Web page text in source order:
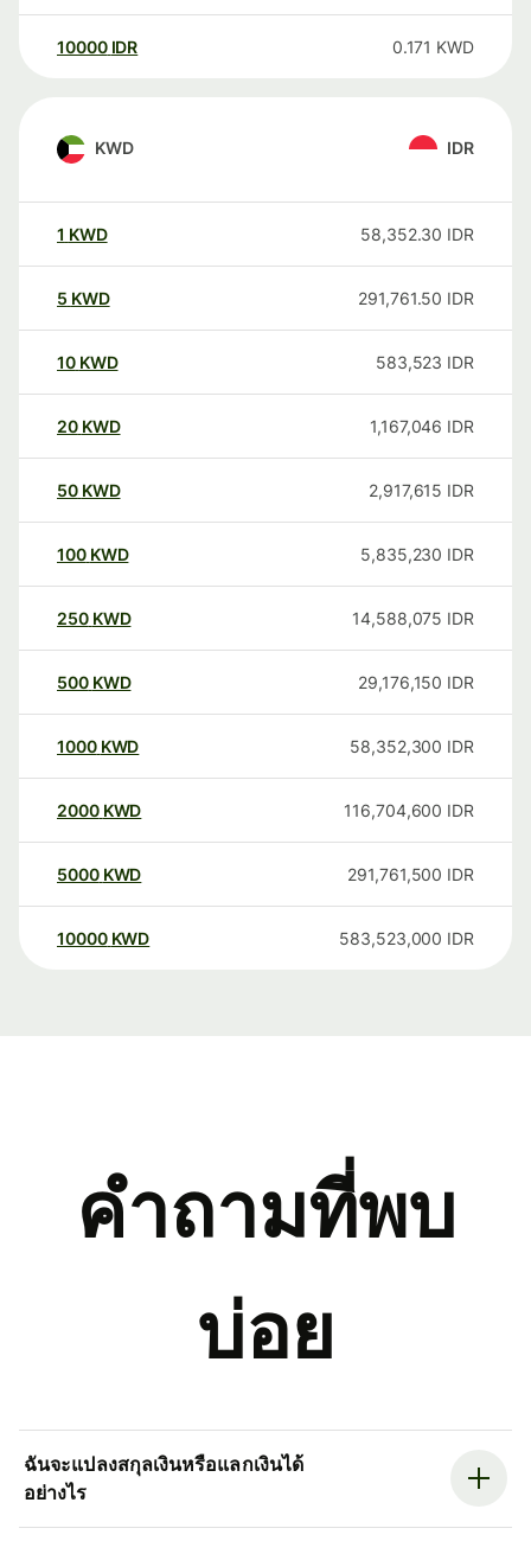
10000 IDR 0.171 KWD
KWD IDR
1 KWD 58,352.30 IDR
5 KWD 291,761.50 IDR
10 KWD 583,523 IDR
20 KWD 1,167,046 IDR
50 KWD 2,917,615 IDR
100 KWD 5,835,230 IDR
250 KWD 14,588,075 IDR
500 KWD 29,176,150 IDR
1000 KWD 58,352,300 IDR
2000 KWD 116,704,600 IDR
5000 KWD 291,761,500 IDR
10000 KWD 583,523,000 IDR
คำถามที่พบ
บ่อย
ฉันจะแปลงสกุลเงินหรือแลกเงินได้
อย่างไร